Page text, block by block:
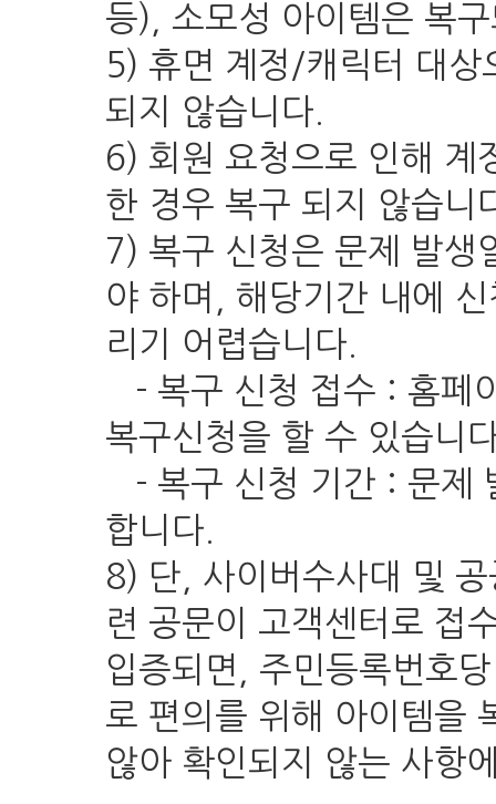
등), 소모성 아이템은 복
5) 휴면 계정/캐릭터 대상
되지 않습니다.
6) 회원 요청으로 인해 계
한 경우 복구 되지 않습니
7) 복구 신청은 문제 발생
야 하며, 해당기간 내에
리기 어렵습니다.
- 복구 신청 접수 : 홈페
복구신청을 할 수 있습니
- 복구 신청 기간 : 문제
합니다.
8) 단, 사이버수사대 및
련 공문이 고객센터로 접
입증되면, 주민등록번호
로 편의를 위해 아이템을
않아 확인되지 않는 사항